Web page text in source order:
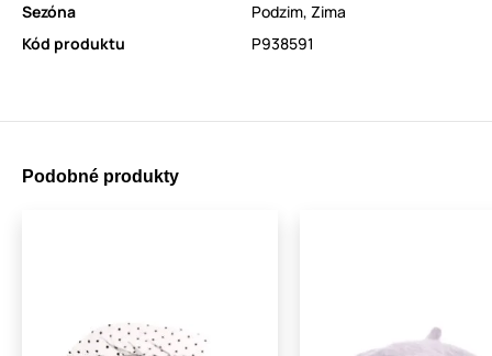
Sezóna
Podzim, Zima
Kód produktu
P938591
Podobné produkty